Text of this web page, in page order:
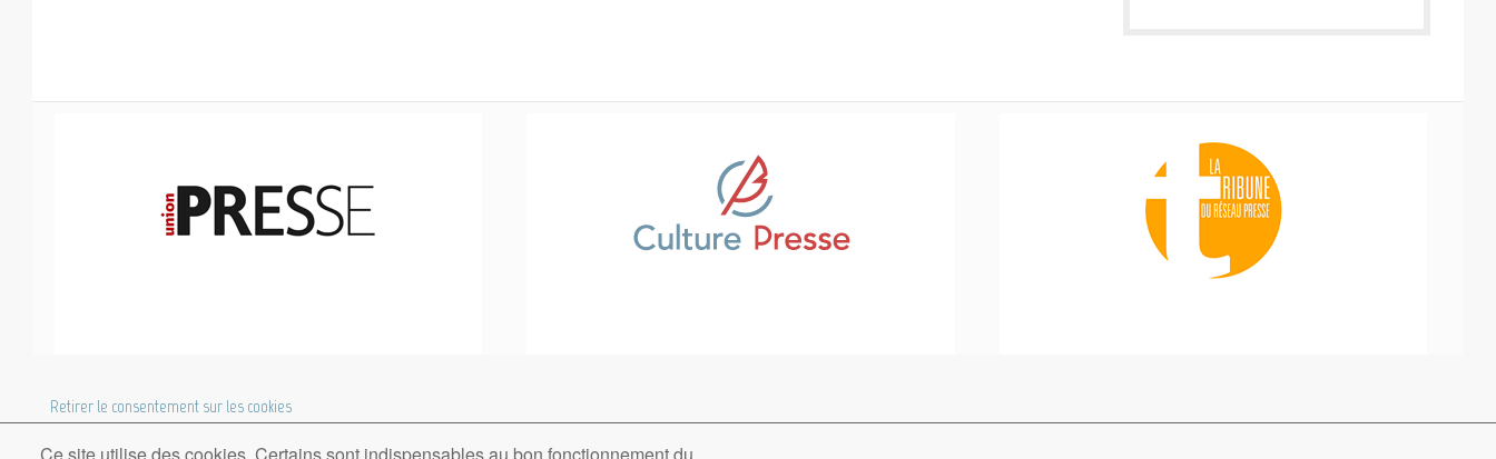
Retirer le consentement sur les cookies